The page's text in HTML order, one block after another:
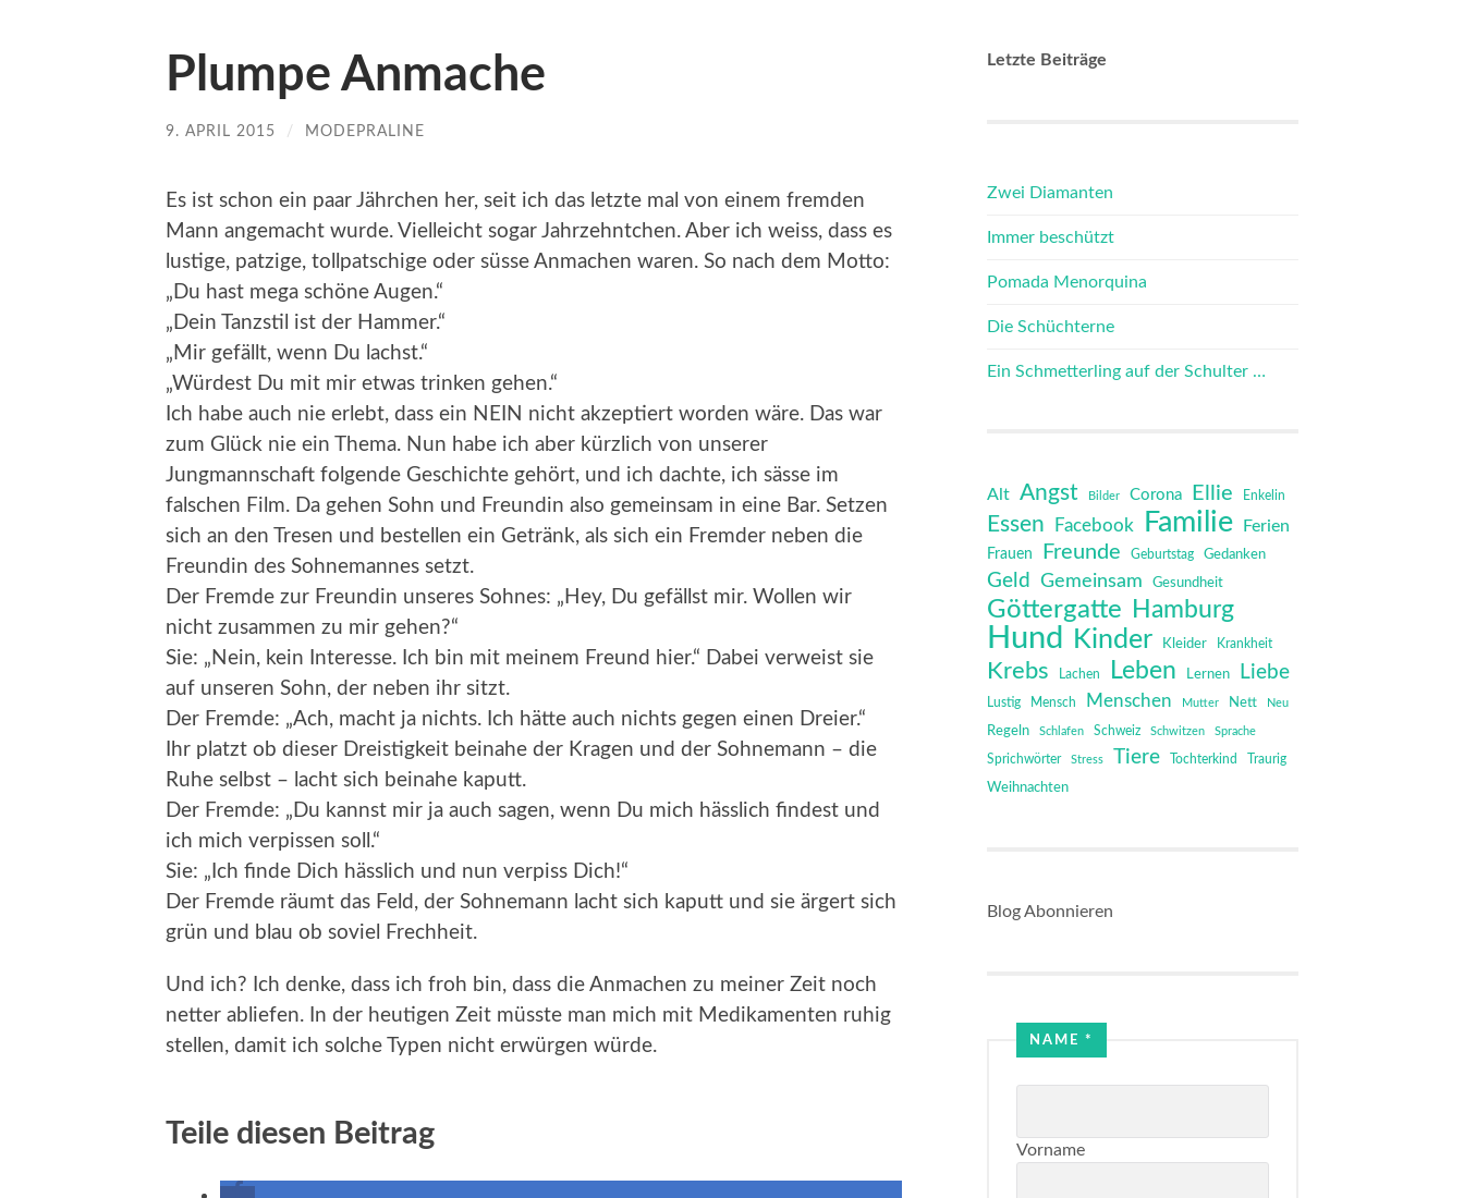
Plumpe Anmache
9. APRIL 2015 / MODEPRALINE
Es ist schon ein paar Jährchen her, seit ich das letzte mal von einem fremden
Mann angemacht wurde. Vielleicht sogar Jahrzehntchen. Aber ich weiss, dass es
lustige, patzige, tollpatschige oder süsse Anmachen waren. So nach dem Motto:
„Du hast mega schöne Augen.“
„Dein Tanzstil ist der Hammer.“
„Mir gefällt, wenn Du lachst.“
„Würdest Du mit mir etwas trinken gehen.“
Ich habe auch nie erlebt, dass ein NEIN nicht akzeptiert worden wäre. Das war
zum Glück nie ein Thema. Nun habe ich aber kürzlich von unserer
Jungmannschaft folgende Geschichte gehört, und ich dachte, ich sässe im
falschen Film. Da gehen Sohn und Freundin also gemeinsam in eine Bar. Setzen
sich an den Tresen und bestellen ein Getränk, als sich ein Fremder neben die
Freundin des Sohnemannes setzt.
Der Fremde zur Freundin unseres Sohnes: „Hey, Du gefällst mir. Wollen wir
nicht zusammen zu mir gehen?“
Sie: „Nein, kein Interesse. Ich bin mit meinem Freund hier.“ Dabei verweist sie
auf unseren Sohn, der neben ihr sitzt.
Der Fremde: „Ach, macht ja nichts. Ich hätte auch nichts gegen einen Dreier.“
Ihr platzt ob dieser Dreistigkeit beinahe der Kragen und der Sohnemann – die
Ruhe selbst – lacht sich beinahe kaputt.
Der Fremde: „Du kannst mir ja auch sagen, wenn Du mich hässlich findest und
ich mich verpissen soll.“
Sie: „Ich finde Dich hässlich und nun verpiss Dich!“
Der Fremde räumt das Feld, der Sohnemann lacht sich kaputt und sie ärgert sich
grün und blau ob soviel Frechheit.
Und ich? Ich denke, dass ich froh bin, dass die Anmachen zu meiner Zeit noch
netter abliefen. In der heutigen Zeit müsste man mich mit Medikamenten ruhig
stellen, damit ich solche Typen nicht erwürgen würde.
Teile diesen Beitrag
Letzte Beiträge
Zwei Diamanten
Immer beschützt
Pomada Menorquina
Die Schüchterne
Ein Schmetterling auf der Schulter …
Alt Angst Bilder Corona Ellie Enkelin
Essen Facebook Familie Ferien
Frauen Freunde Geburtstag Gedanken
Geld Gemeinsam Gesundheit
Göttergatte Hamburg
Hund Kinder Kleider Krankheit
Krebs Lachen Leben Lernen Liebe
Lustig Mensch Menschen Mutter Nett Neu
Regeln Schlafen Schweiz Schwitzen Sprache
Sprichwörter Stress Tiere Tochterkind Traurig
Weihnachten
Blog Abonnieren
NAME *
Vorname